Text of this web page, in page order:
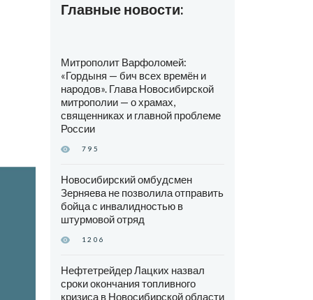
Главные новости:
Митрополит Варфоломей:
«Гордыня — бич всех времён и
народов». Глава Новосибирской
митрополии — о храмах,
священниках и главной проблеме
России
795
Новосибирский омбудсмен
Зерняева не позволила отправить
бойца с инвалидностью в
штурмовой отряд
1206
Нефтетрейдер Лацких назвал
сроки окончания топливного
кризиса в Новосибирской области